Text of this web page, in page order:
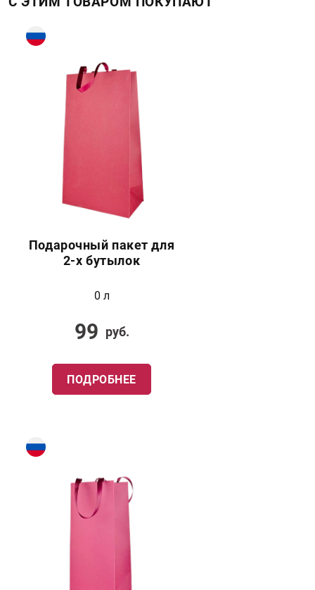
Подарочный пакет для
2-х бутылок
0 л
99 руб.
ПОДРОБНЕЕ